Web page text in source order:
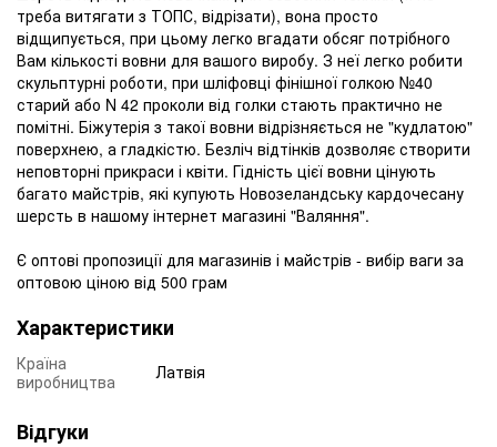
треба витягати з ТОПС, відрізати), вона просто
відщипується, при цьому легко вгадати обсяг потрібного
Вам кількості вовни для вашого виробу. З неї легко робити
скульптурні роботи, при шліфовці фінішної голкою №40
старий або N 42 проколи від голки стають практично не
помітні. Біжутерія з такої вовни відрізняється не "кудлатою"
поверхнею, а гладкістю. Безліч відтінків дозволяє створити
неповторні прикраси і квіти. Гідність цієї вовни цінують
багато майстрів, які купують Новозеландську кардочесану
шерсть в нашому інтернет магазині "Валяння".
Є оптові пропозиції для магазинів і майстрів - вибір ваги за
оптовою ціною від 500 грам
Характеристики
Країна
виробництва
Латвія
Відгуки